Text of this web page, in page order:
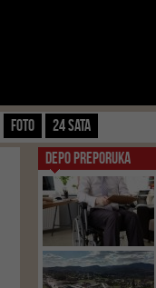
FOTO 24 SATA
DEPO PREPORUKA